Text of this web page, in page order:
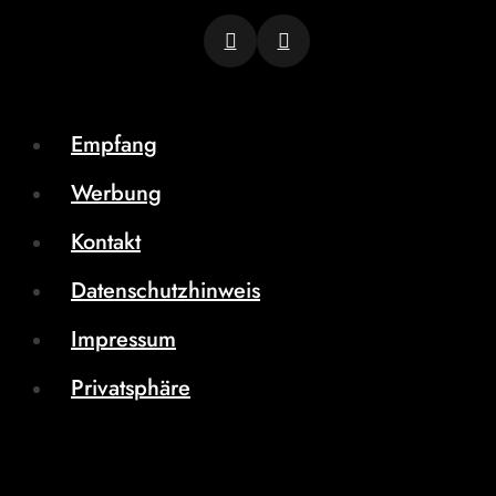
Empfang
Werbung
Kontakt
Datenschutzhinweis
Impressum
Privatsphäre